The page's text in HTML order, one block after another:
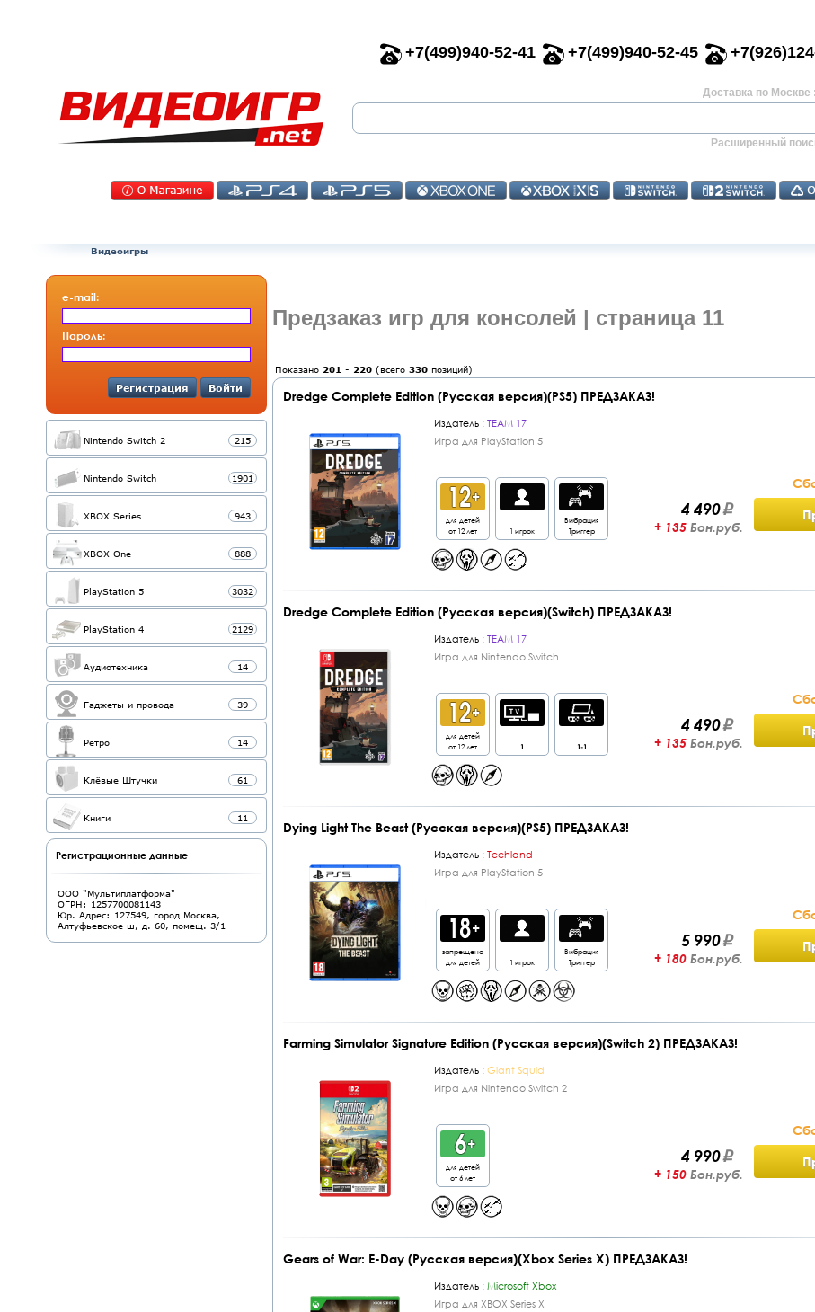
+7(499)940-52-41 +7(499)940-52-45
Доставка по Москве
Расширенный
Видеоигры
e-mail:
Пароль:
Регистрация Войти
Nintendo Switch 2 215
Nintendo Switch 1901
XBOX Series 943
XBOX One 888
PlayStation 5 3032
PlayStation 4 2129
Аудиотехника 14
Гаджеты и провода 39
Ретро 14
Клёвые Штучки 61
Книги 11
Регистрационные данные
ООО "Мультиплатформа"
ОГРН: 1257700081143
Юр. Адрес: 127549, город Москва,
Алтуфьевское ш, д. 60, помещ. 3/1
Предзаказ игр для консолей | страница 11
Показано 201 - 220 (всего 330 позиций)
Dredge Complete Edition (Русская версия)(PS5) ПРЕДЗАКАЗ!
Издатель :TEAM 17
Игра для PlayStation 5
для детей
от 12 лет
1 игрок
Вибрация
Триггер
4 490
+ 135 Бон.руб.
Dredge Complete Edition (Русская версия)(Switch) ПРЕДЗАКАЗ!
Издатель :TEAM 17
Игра для Nintendo Switch
для детей
от 12 лет
1 1-1
4 490
+ 135 Бон.руб.
Dying Light The Beast (Русская версия)(PS5) ПРЕДЗАКАЗ!
Издатель :Techland
Игра для PlayStation 5
запрещено
для детей
1 игрок
Вибрация
Триггер
5 990
+ 180 Бон.руб.
Farming Simulator Signature Edition (Русская версия)(Switch 2) ПРЕДЗАКАЗ!
Издатель :Giant Squid
Игра для Nintendo Switch 2
для детей
от 6 лет
4 990
+ 150 Бон.руб.
Gears of War: E-Day (Русская версия)(Xbox Series X) ПРЕДЗАКАЗ!
Издатель :Microsoft Xbox
Игра для XBOX Series X